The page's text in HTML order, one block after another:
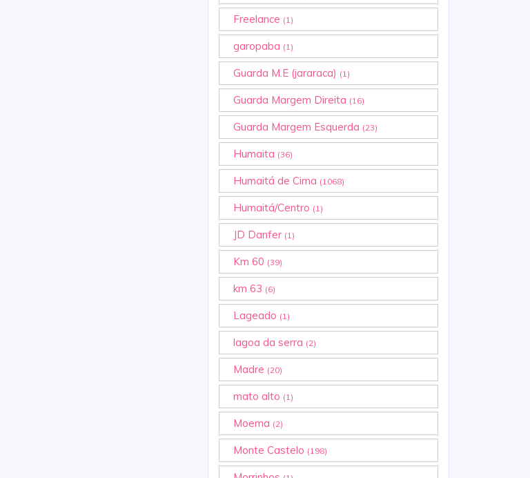
Freelance (1)
garopaba (1)
Guarda M.E (jararaca) (1)
Guarda Margem Direita (16)
Guarda Margem Esquerda (23)
Humaita (36)
Humaitá de Cima (1068)
Humaitá/Centro (1)
JD Danfer (1)
Km 60 (39)
km 63 (6)
Lageado (1)
lagoa da serra (2)
Madre (20)
mato alto (1)
Moema (2)
Monte Castelo (198)